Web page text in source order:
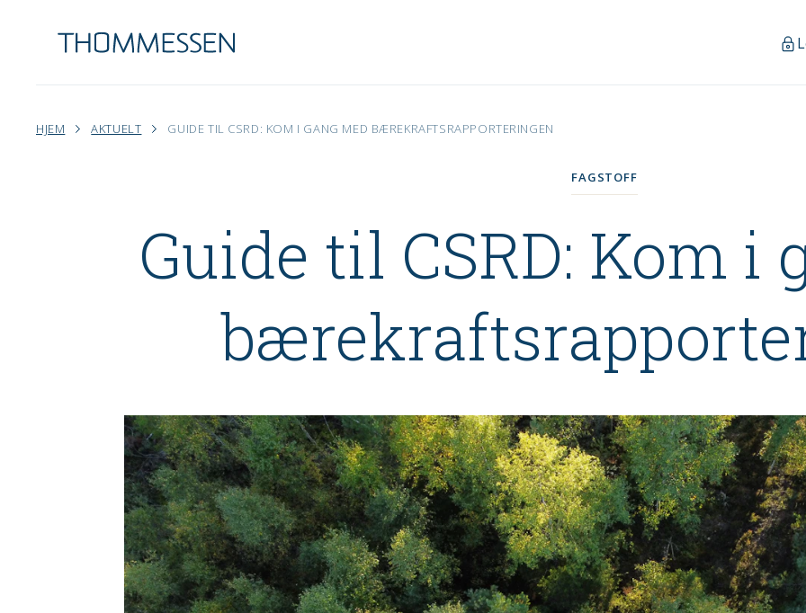
HJEM AKTUELT GUIDE TIL CSRD: KOM I GANG MED BÆREKRAFTS­RAPPORTERINGEN
FAGSTOFF
Guide til CSRD: Kom i